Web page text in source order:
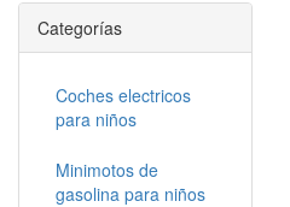
Categorías
Coches electricos
para niños
Minimotos de
gasolina para niños